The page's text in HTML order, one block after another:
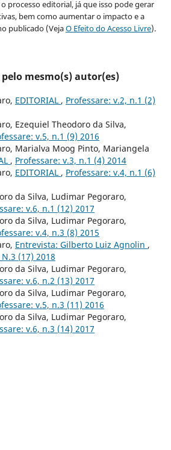
processo editorial, já que isso pode gerar
bem como aumentar o impacto e a
publicado (VejaO Efeito do Acesso Livre).
mesmo(s) autor(es)
EDITORIAL , Professare: v.2, n.1 (2)
Ezequiel Theodoro da Silva,
v.5, n.1 (9) 2016
Marialva Moog Pinto, Mariangela
, Professare: v.3, n.1 (4) 2014
EDITORIAL , Professare: v.4, n.1 (6)
da Silva, Ludimar Pegoraro,
v.6, n.1 (12) 2017
da Silva, Ludimar Pegoraro,
v.4, n.3 (8) 2015
Entrevista: Gilberto Luiz Agnolin ,
(17) 2018
da Silva, Ludimar Pegoraro,
v.6, n.2 (13) 2017
da Silva, Ludimar Pegoraro,
v.5, n.3 (11) 2016
da Silva, Ludimar Pegoraro,
v.6, n.3 (14) 2017